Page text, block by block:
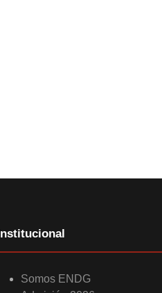
Institucional
Somos ENDG